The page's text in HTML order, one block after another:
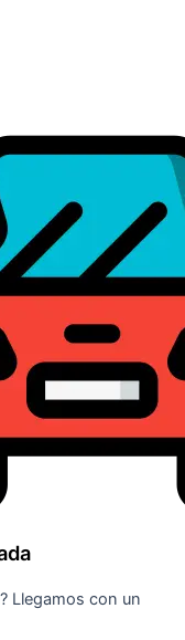
Llegamos con un